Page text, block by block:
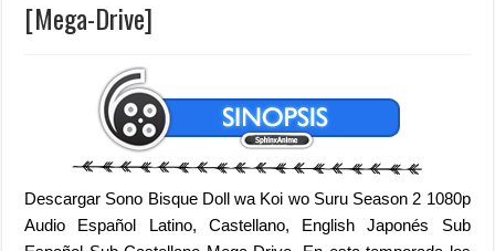
[Mega-Drive]
Descargar Sono Bisque Doll wa Koi wo Suru Season 2 1080p
Audio Español Latino, Castellano, English Japonés Sub